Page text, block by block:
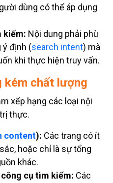
dùng có thể áp dụng
kiếm: Nội dung phải phù
ý định (search intent) mà
khi thực hiện truy vấn.
kém chất lượng
xếp hạng các loại nội
thực.
content): Các trang có ít
hoặc chỉ là sự tổng
khác.
cụ tìm kiếm: Các